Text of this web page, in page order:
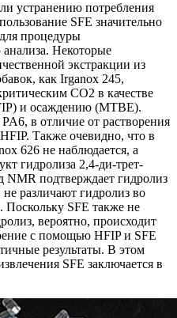
устранению потребления
SFE значительно
процедуры
Некоторые
экстракции из
как Irganox 245,
CO2 в качестве
и осаждению (MTBE).
в отличие от растворения
Также очевидно, что в
626 не наблюдается, а
гидролиза 2,4-ди-трет-
подтверждает гидролиз
различают гидролиз во
Поскольку SFE также не
вероятно, происходит
с помощью HFIP и SFE
результаты. В этом
SFE заключается в